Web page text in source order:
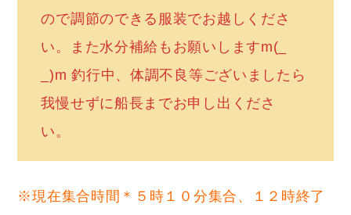
ので調節のできる服装でお越しくださ
い。また水分補給もお願いしますm(_
_)m 釣行中、体調不良等ございましたら
我慢せずに船長までお申し出くださ
い。
※現在集合時間＊５時１０分集合、１２時終了